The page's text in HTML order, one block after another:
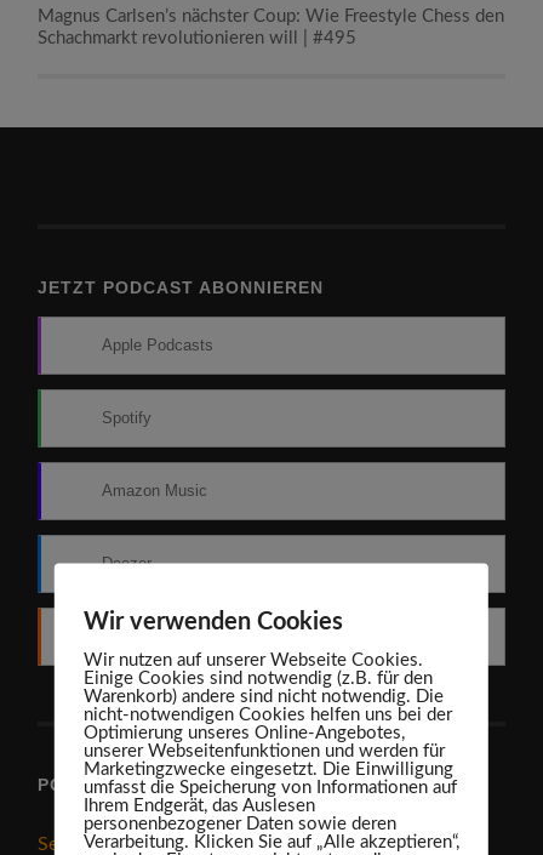
Magnus Carlsen’s nächster Coup: Wie Freestyle Chess den
Schachmarkt revolutionieren will | #495
JETZT PODCAST ABONNIEREN
Apple Podcasts
Spotify
Amazon Music
Deezer
PODCAST-ARCHIV
September 2025
Wir verwenden Cookies
Wir nutzen auf unserer Webseite Cookies.
Einige Cookies sind notwendig (z.B. für den
Warenkorb) andere sind nicht notwendig. Die
nicht-notwendigen Cookies helfen uns bei der
Optimierung unseres Online-Angebotes,
unserer Webseitenfunktionen und werden für
Marketingzwecke eingesetzt. Die Einwilligung
umfasst die Speicherung von Informationen auf
Ihrem Endgerät, das Auslesen
personenbezogener Daten sowie deren
Verarbeitung. Klicken Sie auf „Alle akzeptieren“,